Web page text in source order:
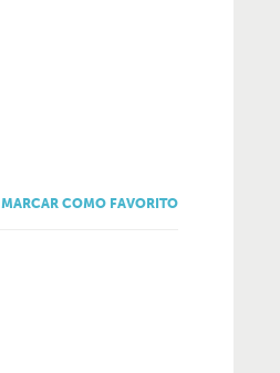
MARCAR COMO FAVORITO